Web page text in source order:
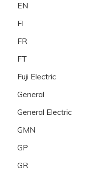
EN
FI
FR
FT
Fuji Electric
General
General Electric
GMN
GP
GR